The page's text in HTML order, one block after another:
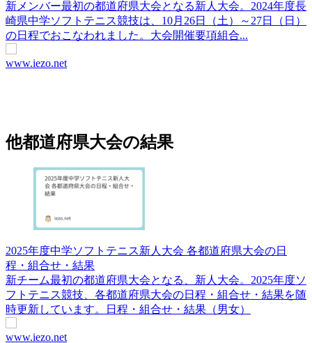
新メンバー最初の都道府県大会となる新人大会。2024年度長
崎県中学ソフトテニス競技は、10月26日（土）～27日（日）
の日程でおこなわれました。大会開催要項組合...
www.iezo.net
他都道府県大会の結果
2025年度中学ソフトテニス新人大会 各都道府県大会の日
程・組合せ・結果
新チーム最初の都道府県大会となる、新人大会。2025年度ソ
フトテニス競技、各都道府県大会の日程・組合せ・結果を随
時更新しています。日程・組合せ・結果（男女）
www.iezo.net